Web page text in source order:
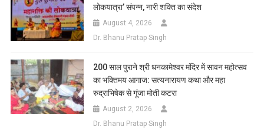
लोकयात्रा’ संपन्न, नारी शक्ति का संदेश
August 4, 2026
Dr. Bhanu Pratap Singh
200 साल पुराने श्री धनकामेश्वर मंदिर में सावन महोत्सव
का भक्तिमय आगाज: सत्यनारायण कथा और महा
रुद्राभिषेक से गूंजा मोती कटरा
August 2, 2026
Dr. Bhanu Pratap Singh